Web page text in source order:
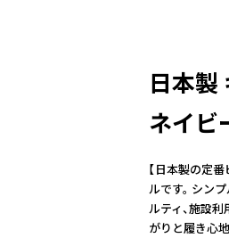
日本製
ネイビ
【日本製の定
ルです。 シン
ルティ、施設
がりと履き心